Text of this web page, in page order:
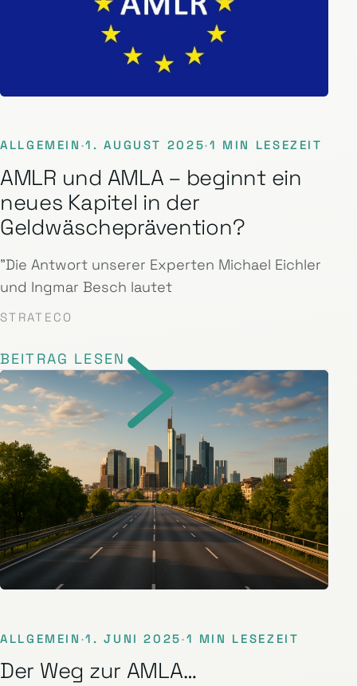
ALLGEMEIN ·1. AUGUST 2025·1 MIN LESEZEIT
AMLR und AMLA – beginnt ein
neues Kapitel in der
Geldwäscheprävention?
"Die Antwort unserer Experten Michael Eichler
und Ingmar Besch lautet
STRATECO
BEITRAG LESEN
ALLGEMEIN ·1. JUNI 2025·1 MIN LESEZEIT
Der Weg zur AMLA…